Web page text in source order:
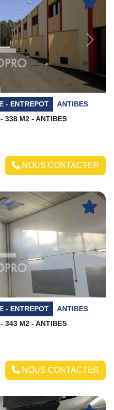
Next
- ENTREPOT
ANTIBES
338 M2 - ANTIBES
NOUS CONTACTER
Next
- ENTREPOT
ANTIBES
343 M2 - ANTIBES
NOUS CONTACTER